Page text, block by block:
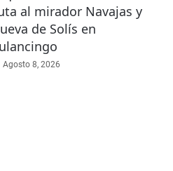
al mirador Navajas y
de Solís en
Agosto 8, 2026